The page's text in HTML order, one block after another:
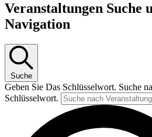
Veranstaltungen Suche
Navigation
Suche
Geben Sie Das Schlüsselwort. Suche
Schlüsselwort.